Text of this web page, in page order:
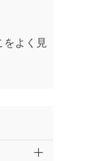
をよく見